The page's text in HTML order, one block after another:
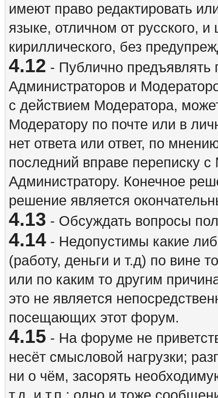
имеют право редактировать
языке, отличном от русского,
кириллического, без
4.12 - Публично предъявлять
Администраторов и
с действием Модератора,
Модератору по почте или в
нет ответа или ответ, по
последний вправе переписку
Администратору. Конечное
решение является
4.13 - Обсуждать вопросы
4.14- Недопустимы какие
(работу, деньги и т.д) по вине
или по каким то другим
это не является
посещающих этот форум.
4.15 - На форуме не
несёт смысловой нагрузки;
ни о чём, засорять